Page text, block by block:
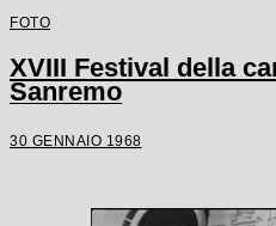
FOTO
XVIII Festival della
Sanremo
30 GENNAIO 1968